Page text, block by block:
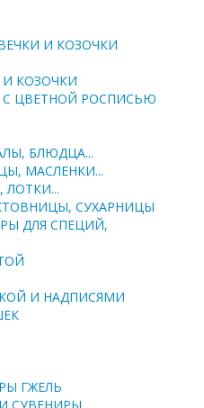
И КОЗОЧКИ
И КОЗОЧКИ
ЦВЕТНОЙ РОСПИСЬЮ
БЛЮДЦА...
МАСЛЕНКИ...
ЛОТКИ...
СУХАРНИЦЫ
ДЛЯ СПЕЦИЙ,
И НАДПИСЯМИ
ГЖЕЛЬ